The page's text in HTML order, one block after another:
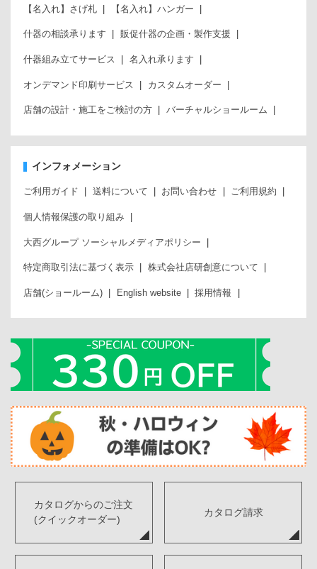
【名入れ】さげ札 【名入れ】ハンガー
什器の相談承ります 販促什器の企画・製作支援
什器組み立てサービス 名入れ承ります
オンデマンド印刷サービス カスタムオーダー
店舗の設計・施工をご検討の方 バーチャルショールーム
インフォメーション
ご利用ガイド 送料について お問い合わせ ご利用規約
個人情報保護の取り組み
大西グループ ソーシャルメディアポリシー
特定商取引法に基づく表示 株式会社店研創意について
店舗(ショールーム) English website 採用情報
カタログからのご注文
(クイックオーダー)
カタログ請求